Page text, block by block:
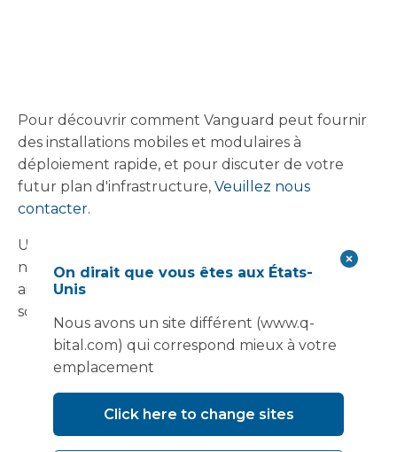
Pour découvrir comment Vanguard peut fournir
des installations mobiles et modulaires à
déploiement rapide, et pour discuter de votre
futur plan d'infrastructure, Veuillez nous
contacter.
Un grand merci à notre client, nos partenaires et
nos collègues qui ont rendu ce projet possible,
ainsi qu'à notre équipe pour son dévouement et
son expertise.
On dirait que vous êtes aux États-
Unis
Nous avons un site différent (www.q-
bital.com) qui correspond mieux à votre
emplacement
Click here to change sites